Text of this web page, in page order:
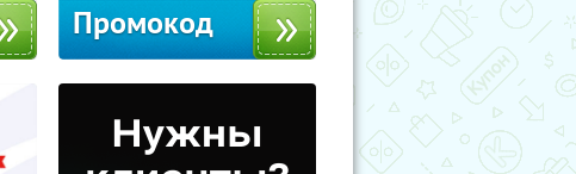
Промокод